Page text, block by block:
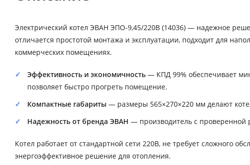
Электрический котел ЭВАН ЭПО-9,45/220В (14036) — надежное
отличается простотой монтажа и эксплуатации, подходит для
коммерческих помещениях.
Эффективность и экономичность — КПД 99% обеспечивает
позволяет быстро прогреть помещение.
Компактные габариты — размеры 565×270×220 мм делают
Надежность от бренда ЭВАН — производитель с проверенной
Котел работает от стандартной сети 220В, не требует сложного
энергоэффективное решение для отопления.